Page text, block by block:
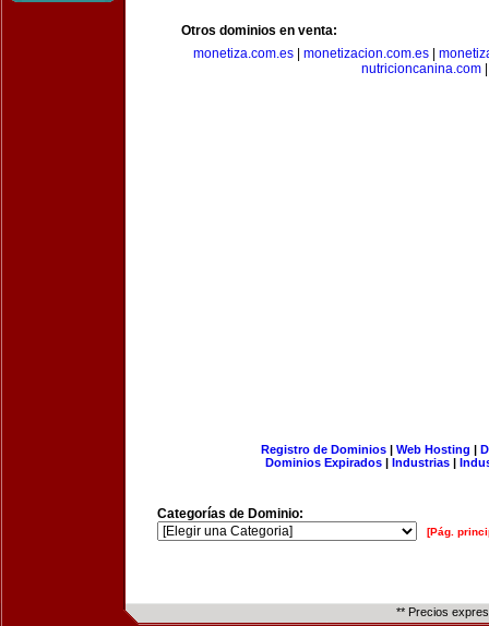
Otros dominios en venta:
monetiza.com.es| monetizacion.com.es|
nutricioncanina.com
Registro de Dominios| Web Hosting |
Dominios Expirados | Industrias |
Categorías de Dominio:
[Pág.
** Precios